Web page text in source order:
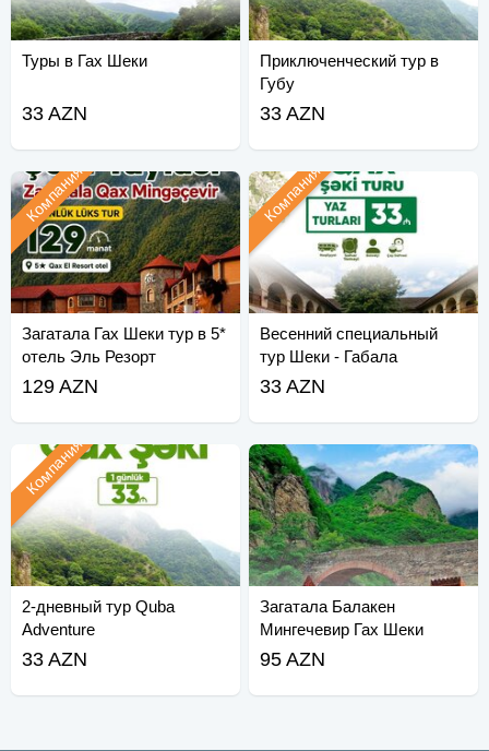
Туры в Гах Шеки
33 AZN
Приключенческий тур в
Губу
33 AZN
Загатала Гах Шеки тур в 5*
отель Эль Резорт
Компания
129 AZN
Весенний специальный
тур Шеки - Габала
Компания
33 AZN
2-дневный тур Quba
Adventure
Компания
33 AZN
Загатала Балакен
Мингечевир Гах Шеки
95 AZN